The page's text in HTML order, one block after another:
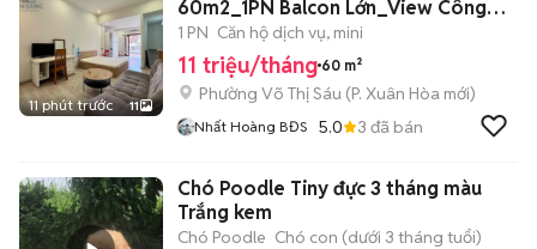
11 phút trước 11
60m2_1PN Balcon Lớn_View Công
Viên Ngay Võ Thị Sáu
1 PN Căn hộ dịch vụ, mini
11 triệu/tháng 60 m²
Phường Võ Thị Sáu (P. Xuân Hòa mới)
Nhất Hoàng BĐS 5.0 3 đã bán
Chó Poodle Tiny đực 3 tháng màu
Trắng kem
Chó Poodle Chó con (dưới 3 tháng tuổi)